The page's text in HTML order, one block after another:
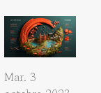
Mar. 3